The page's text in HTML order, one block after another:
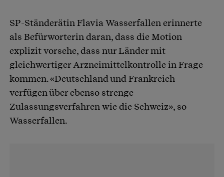
SP-Ständerätin Flavia Wasserfallen erinnerte
als Befürworterin daran, dass die Motion
explizit vorsehe, dass nur Länder mit
gleichwertiger Arzneimittelkontrolle in Frage
kommen. «Deutschland und Frankreich
verfügen über ebenso strenge
Zulassungsverfahren wie die Schweiz», so
Wasserfallen.